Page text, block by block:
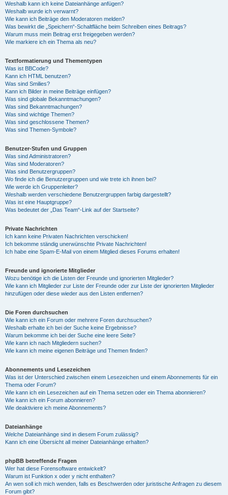
Weshalb kann ich keine Dateianhänge anfügen?
Weshalb wurde ich verwarnt?
Wie kann ich Beiträge den Moderatoren melden?
Was bewirkt die „Speichern“-Schaltfläche beim Schreiben eines Beitrags?
Warum muss mein Beitrag erst freigegeben werden?
Wie markiere ich ein Thema als neu?
Textformatierung und Thementypen
Was ist BBCode?
Kann ich HTML benutzen?
Was sind Smilies?
Kann ich Bilder in meine Beiträge einfügen?
Was sind globale Bekanntmachungen?
Was sind Bekanntmachungen?
Was sind wichtige Themen?
Was sind geschlossene Themen?
Was sind Themen-Symbole?
Benutzer-Stufen und Gruppen
Was sind Administratoren?
Was sind Moderatoren?
Was sind Benutzergruppen?
Wo finde ich die Benutzergruppen und wie trete ich ihnen bei?
Wie werde ich Gruppenleiter?
Weshalb werden verschiedene Benutzergruppen farbig dargestellt?
Was ist eine Hauptgruppe?
Was bedeutet der „Das Team“-Link auf der Startseite?
Private Nachrichten
Ich kann keine Privaten Nachrichten verschicken!
Ich bekomme ständig unerwünschte Private Nachrichten!
Ich habe eine Spam-E-Mail von einem Mitglied dieses Forums erhalten!
Freunde und ignorierte Mitglieder
Wozu benötige ich die Listen der Freunde und ignorierten Mitglieder?
Wie kann ich Mitglieder zur Liste der Freunde oder zur Liste der ignorierten Mitglieder
hinzufügen oder diese wieder aus den Listen entfernen?
Die Foren durchsuchen
Wie kann ich ein Forum oder mehrere Foren durchsuchen?
Weshalb erhalte ich bei der Suche keine Ergebnisse?
Warum bekomme ich bei der Suche eine leere Seite?
Wie kann ich nach Mitgliedern suchen?
Wie kann ich meine eigenen Beiträge und Themen finden?
Abonnements und Lesezeichen
Was ist der Unterschied zwischen einem Lesezeichen und einem Abonnements für ein
Thema oder Forum?
Wie kann ich ein Lesezeichen auf ein Thema setzen oder ein Thema abonnieren?
Wie kann ich ein Forum abonnieren?
Wie deaktiviere ich meine Abonnements?
Dateianhänge
Welche Dateianhänge sind in diesem Forum zulässig?
Kann ich eine Übersicht all meiner Dateianhänge erhalten?
phpBB betreffende Fragen
Wer hat diese Forensoftware entwickelt?
Warum ist Funktion x oder y nicht enthalten?
An wen soll ich mich wenden, falls es Beschwerden oder juristische Anfragen zu diesem
Forum gibt?